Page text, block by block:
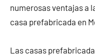
numerosas ventajas a
casa prefabricada en
Las casas